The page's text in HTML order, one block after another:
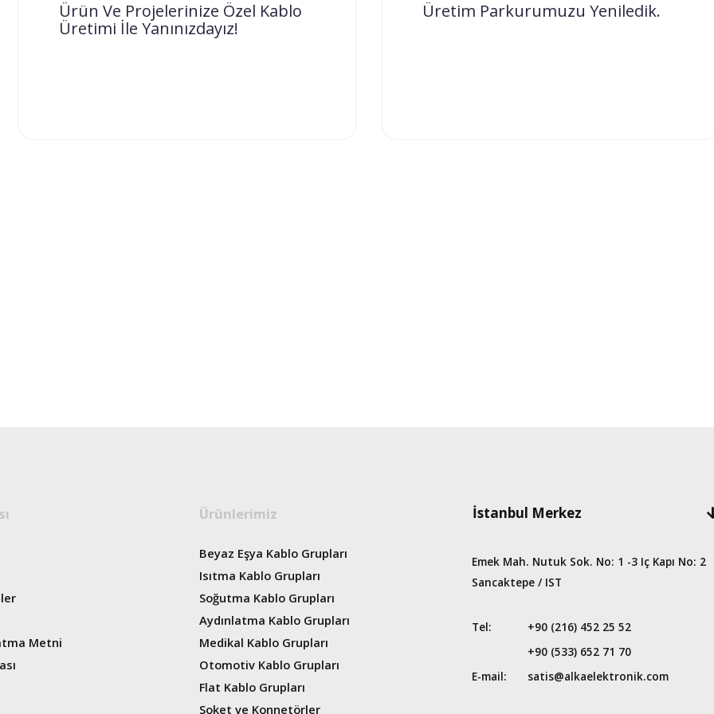
Alka Elektronik olarak, sizlere sadece
standart ürünler sunmanın ötesine
Ürün Ve Projelerinize Özel Kablo
Üretimi İle Yanınızdayız!
Üretim Parkurumuzu Yeniledik.
Metni
Ürünlerimiz
Beyaz Eşya Kablo Grupları
Isıtma Kablo Grupları
Soğutma Kablo Grupları
Aydınlatma Kablo Grupları
Medikal Kablo Grupları
Otomotiv Kablo Grupları
Flat Kablo Grupları
Soket ve Konnetörler
İstanbul Merkez
Emek Mah. Nutuk Sok. No: 1 -3 Iç Kapı No: 2
Sancaktepe / IST
Tel:
+90 (216) 452 25 52
+90 (533) 652 71 70
E-mail:
satis@alkaelektronik.com